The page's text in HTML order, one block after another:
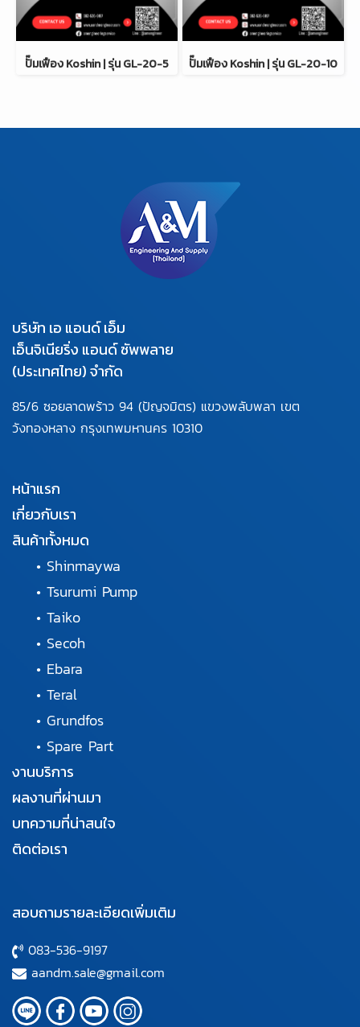
ปั๊มเฟือง Koshin | รุ่น GL-20-5 ปั๊มเฟือง Koshin | รุ่น GL-20-10
บริษัท เอ แอนด์ เอ็ม
เอ็นจิเนียริ่ง แอนด์ ซัพพลาย
(ประเทศไทย) จำกัด
85/6 ซอยลาดพร้าว 94 (ปัญจมิตร) แขวงพลับพลา เขต
วังทองหลาง กรุงเทพมหานคร 10310
หน้าแรก
เกี่ยวกับเรา
สินค้าทั้งหมด
• Shinmaywa
• Tsurumi Pump
• Taiko
• Secoh
• Ebara
• Teral
• Grundfos
• Spare Part
งานบริการ
ผลงานที่ผ่านมา
บทความที่น่าสนใจ
ติดต่อเรา
สอบถามรายละเอียดเพิ่มเติม
083-536-9197
aandm.sale@gmail.com